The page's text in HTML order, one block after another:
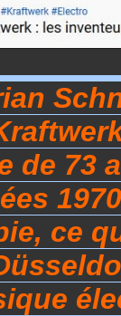
de 73
ce